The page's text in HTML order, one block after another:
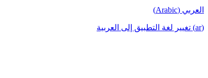
العربي (Arabic)
(ar) تغيير لغة التطبيق إلى العربية